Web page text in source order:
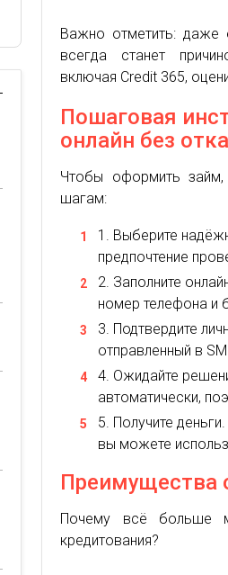
Важно отметить: даже
всегда станет
включая Credit 365,
Пошаговая
онлайн без
Чтобы оформить займ,
шагам:
Выберите
предпочтение
Заполните
номер телефона и
Подтвердите
отправленный в
Ожидайте
автоматически,
Получите
вы можете
Преимущества
Почему всё больше
кредитования?